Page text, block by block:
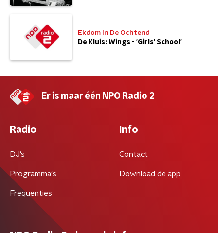
Ekdom In De Ochtend
De Kluis: Wings - 'Girls' School'
Er is maar één NPO Radio 2
Radio
DJ’s
Programma's
Frequenties
Info
Contact
Download de app